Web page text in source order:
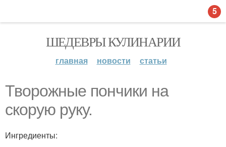
ШЕДЕВРЫ КУЛИНАРИИ
главная новости статьи
Творожные пончики на
скорую руку.
Ингредиенты:
5